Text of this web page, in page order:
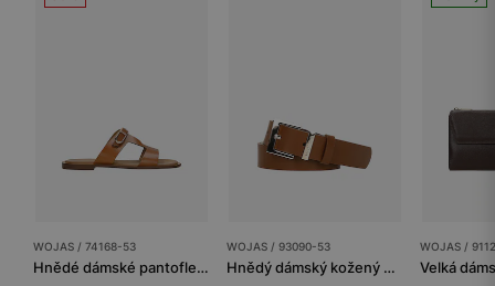
WOJAS / 74168-53
Hnědé dámské pantofle s přezkou
WOJAS / 93090-53
Hnědý dámský kožený pásek s hranatou sponou
WOJAS /